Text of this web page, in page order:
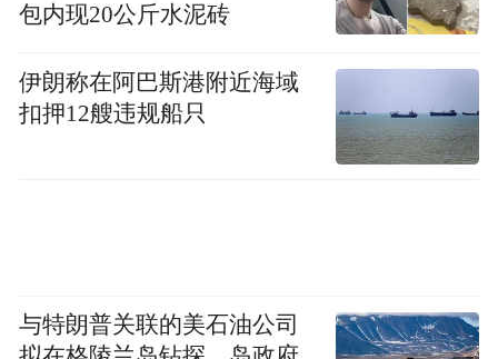
包内现20公斤水泥砖
伊朗称在阿巴斯港附近海域
扣押12艘违规船只
与特朗普关联的美石油公司